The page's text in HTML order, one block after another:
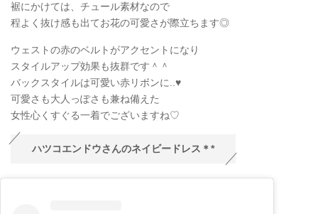
裾にかけては、チュール素材なので
程よく抜け感も出てお花の可愛さが際立ちます◎
ウェストの赤のベルトがアクセントになり
スタイルアップ効果も抜群です＾＾
バックスタイルは可愛い赤リボンに..♥
可愛さも大人っぽさも兼ね備えた
女性心くすぐる一着でございますね♡
ハツコエンドウさんのネイビードレス＊*